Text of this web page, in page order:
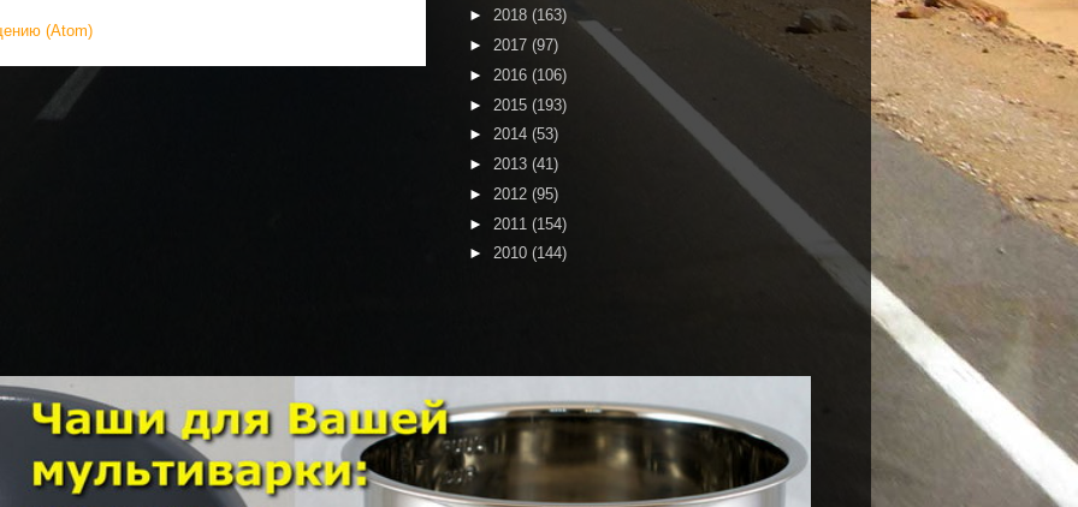
(Atom)
► 2018 (163)
► 2017 (97)
► 2016 (106)
► 2015 (193)
► 2014 (53)
► 2013 (41)
► 2012 (95)
► 2011 (154)
► 2010 (144)